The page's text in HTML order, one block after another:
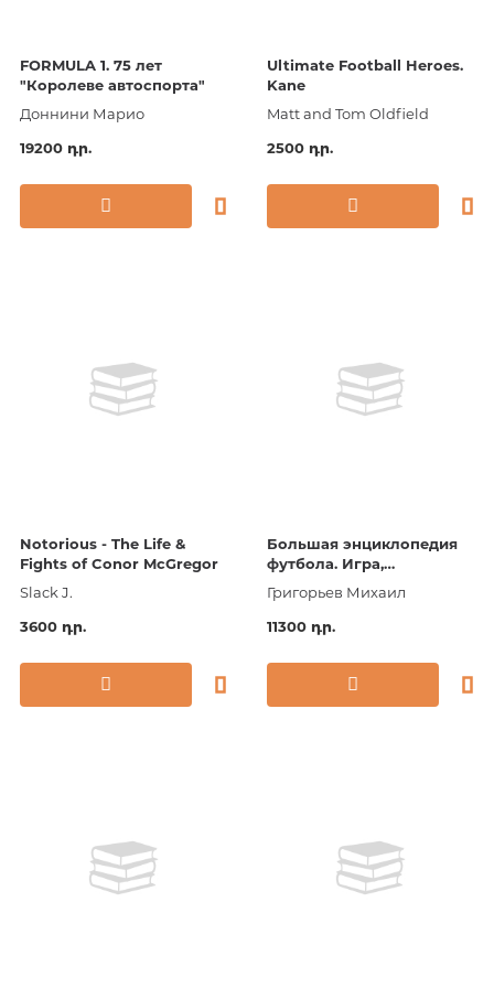
FORMULA 1. 75 лет
"Королеве автоспорта"
Доннини Марио
19200 դր.
Ultimate Football Heroes.
Kane
Matt and Tom Oldfield
2500 դր.
Notorious - The Life &
Fights of Conor McGregor
Slack J.
3600 դր.
Большая энциклопедия
футбола. Игра,
первых матчей до
великих побед
Григорьев Михаил
11300 դր.